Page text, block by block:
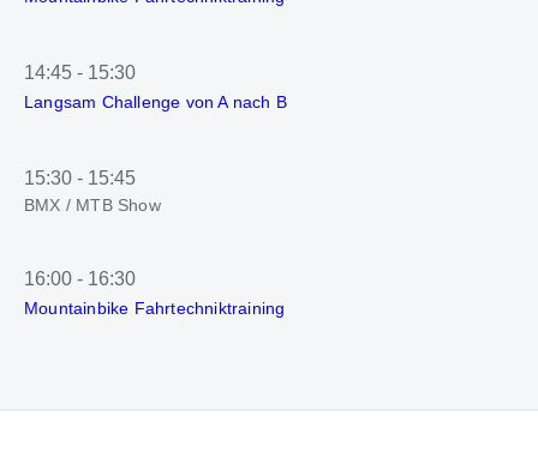
14:45 - 15:30
Langsam Challenge von A nach B
15:30 - 15:45
BMX / MTB Show
16:00 - 16:30
Mountainbike Fahrtechniktraining